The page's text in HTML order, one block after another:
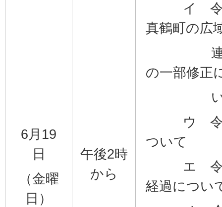
6月19
日
（金曜
日）
午後2時
から
イ 令和
真鶴町の広
連携に
の一部修正
い
ウ 令和
ついて
エ 令和
経過につい